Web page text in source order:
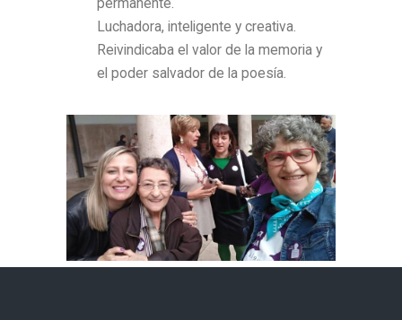
Luchadora, inteligente y creativa.
Reivindicaba el valor de la memoria y
el poder salvador de la poesía.